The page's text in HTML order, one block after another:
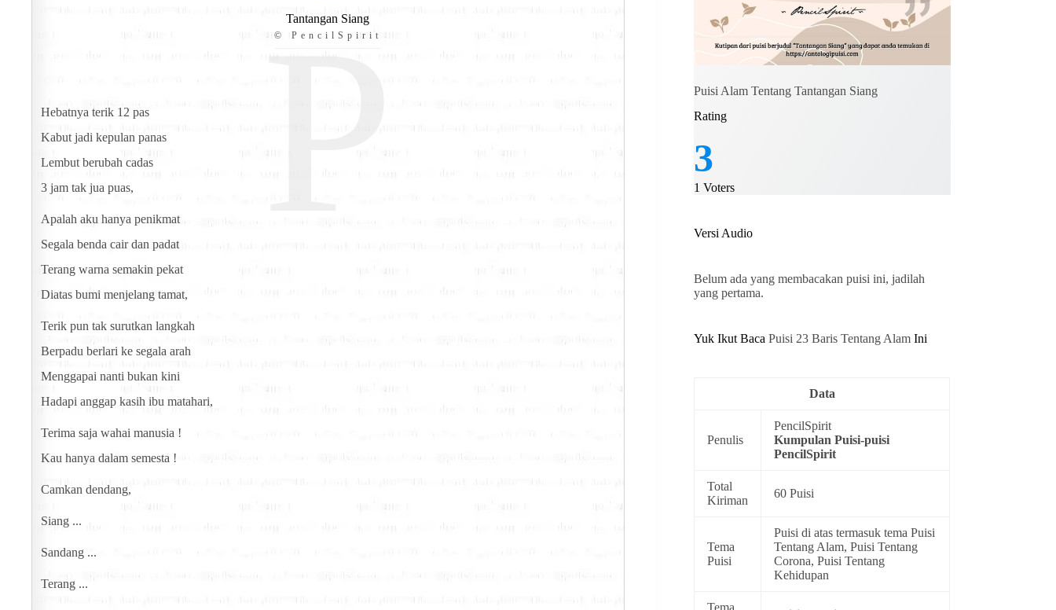
P
Tantangan Siang
© PencilSpirit
Hebatnya terik 12 pas
Kabut jadi kepulan panas
Lembut berubah cadas
3 jam tak jua puas,
Apalah aku hanya penikmat
Segala benda cair dan padat
Terang warna semakin pekat
Diatas bumi menjelang tamat,
Terik pun tak surutkan langkah
Berpadu berlari ke segala arah
Menggapai nanti bukan kini
Hadapi anggap kasih ibu matahari,
Terima saja wahai manusia !
Kau hanya dalam semesta !
Camkan dendang,
Siang ...
Sandang ...
Terang ...
Puisi Alam Tentang Tantangan Siang
Rating
3
1 Voters
Versi Audio
Belum ada yang membacakan puisi ini, jadilah
yang pertama.
Yuk Ikut BacaPuisi 23 Baris Tentang AlamIni
Data
Penulis
PencilSpirit
KumpulanPuisi-puisi
PencilSpirit
Total
Kiriman
60 Puisi
Tema
Puisi
Puisi di atas termasuk temaPuisi
Tentang Alam,Puisi Tentang
Corona,Puisi Tentang
Kehidupan